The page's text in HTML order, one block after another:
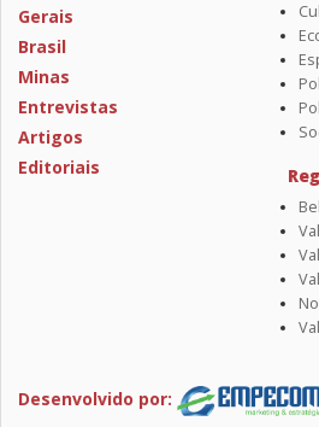
Gerais
Brasil
Minas
Entrevistas
Artigos
Editoriais
Desenvolvido por: